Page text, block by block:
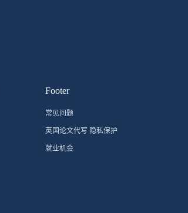
Footer
常见问题
英国论文代写 隐私保护
就业机会